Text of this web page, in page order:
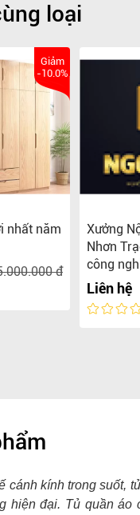
loại
Giảm
-10.0%
nhất năm
đ
Xưởng
Nhơn
công
Liên hệ
cánh kính trong suốt,
hiện đại. Tủ quần